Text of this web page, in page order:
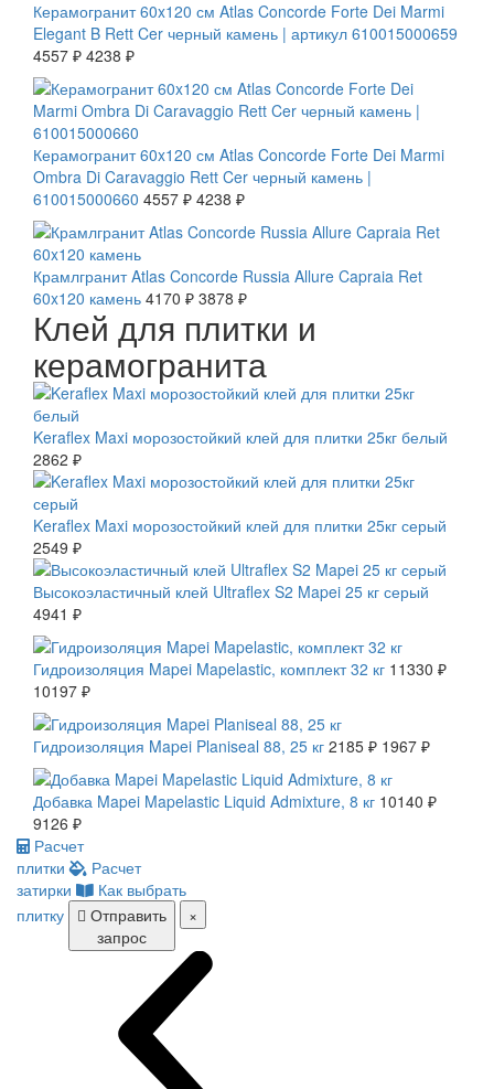
Керамогранит 60x120 см Atlas Concorde Forte Dei Marmi
Elegant B Rett Cer черный камень | артикул 610015000659
4557 ₽ 4238 ₽
Керамогранит 60x120 см Atlas Concorde Forte Dei Marmi
Ombra Di Caravaggio Rett Cer черный камень |
610015000660 4557 ₽ 4238 ₽
Крамлгранит Atlas Concorde Russia Allure Capraia Ret
60x120 камень 4170 ₽ 3878 ₽
Клей для плитки и
керамогранита
Keraflex Maxi морозостойкий клей для плитки 25кг белый
2862 ₽
Keraflex Maxi морозостойкий клей для плитки 25кг серый
2549 ₽
Высокоэластичный клей Ultraflex S2 Mapei 25 кг серый
4941 ₽
Гидроизоляция Mapei Mapelastic, комплект 32 кг 11330 ₽
10197 ₽
Гидроизоляция Mapei Planiseal 88, 25 кг 2185 ₽ 1967 ₽
Добавка Mapei Mapelastic Liquid Admixture, 8 кг 10140 ₽
9126 ₽
Расчет
плитки
Расчет
затирки
Как выбрать
плитку
Отправить
запрос
×